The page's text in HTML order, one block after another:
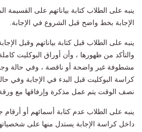
ينبه على الطلاب كتابة بياناتهم على
الإجابة بخط واضح قبل الشروع في الإجابة.
ينبه على الطلاب قبل كتابة بياناتهم وقبل
والتأكد من ظهورها ، وأن أوراق البوكليت
مشطوفة غير واضحة أو ناقصة ، وفي حالة
كراسة البوكليت قبل البدء في الإجابة وفي
نصف الوقت يتم عمل مذكرة وإرفاقها مع ورقة
ينبه على الطلاب عدم كتابة أسمائهم أو
داخل كراسة الإجابة يستدل منها على